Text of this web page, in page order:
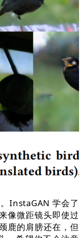
InstaGAN 学会了
像微距镜头即使过
鹿的肩膀还在，但